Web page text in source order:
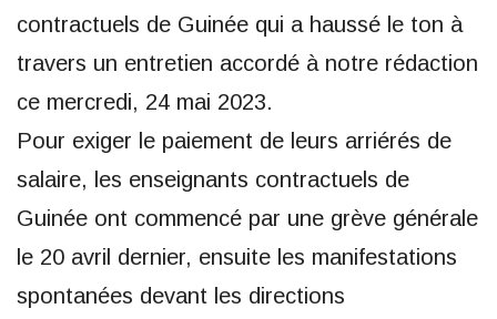
contractuels de Guinée qui a haussé le ton à
travers un entretien accordé à notre rédaction
ce mercredi, 24 mai 2023.
Pour exiger le paiement de leurs arriérés de
salaire, les enseignants contractuels de
Guinée ont commencé par une grève générale
le 20 avril dernier, ensuite les manifestations
spontanées devant les directions